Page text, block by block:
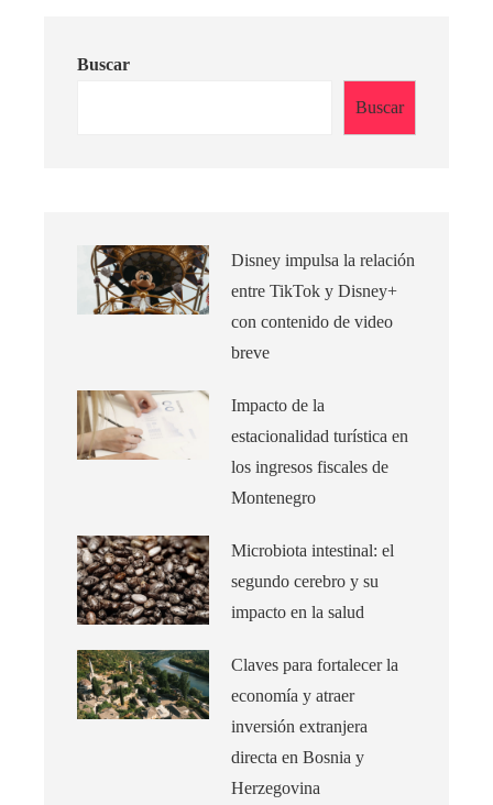
Buscar
Buscar
Disney impulsa la relación
entre TikTok y Disney+
con contenido de video
breve
Impacto de la
estacionalidad turística en
los ingresos fiscales de
Montenegro
Microbiota intestinal: el
segundo cerebro y su
impacto en la salud
Claves para fortalecer la
economía y atraer
inversión extranjera
directa en Bosnia y
Herzegovina